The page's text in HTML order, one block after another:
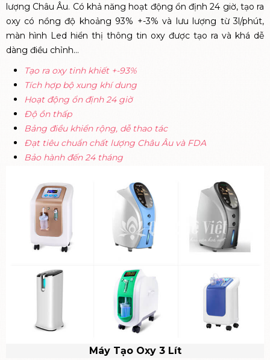
lượng Châu Âu. Có khả năng hoạt động ổn định 24 giờ, tạo ra
oxy có nồng độ khoảng 93% +-3% và lưu lượng từ 3l/phút,
màn hình Led hiển thị thông tin oxy được tạo ra và khá dễ
dàng điều chỉnh…
Tạo ra oxy tinh khiết +-93%
Tích hợp bộ xung khí dung
Hoạt động ổn định 24 giờ
Độ ồn thấp
Bảng điều khiển rộng, dễ thao tác
Đạt tiêu chuẩn chất lượng Châu Âu và FDA
Bảo hành đến 24 tháng
Máy Tạo Oxy 3 Lít